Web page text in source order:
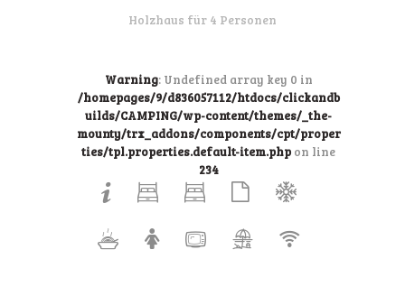
Holzhaus für 4 Personen
Warning: Undefined array key 0 in
/homepages/9/d836057112/htdocs/clickandb
uilds/CAMPING/wp-content/themes/_the-
mounty/trx_addons/components/cpt/proper
ties/tpl.properties.default-item.php on line
234